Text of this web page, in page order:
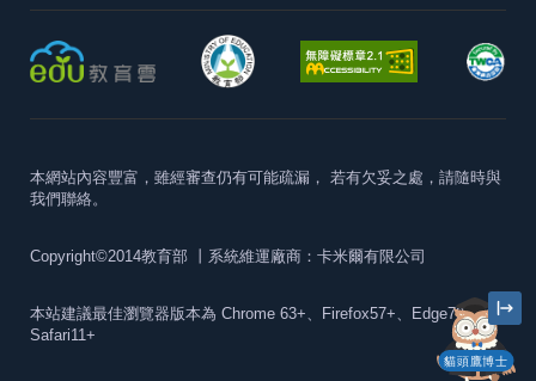
貓頭鷹博士
本網站內容豐富，雖經審查仍有可能疏漏， 若有欠妥之處，請隨時與
我們聯絡。
Copyright©2014教育部 丨系統維運廠商：卡米爾有限公司
本站建議最佳瀏覽器版本為 Chrome 63+、Firefox57+、Edge79+及
Safari11+